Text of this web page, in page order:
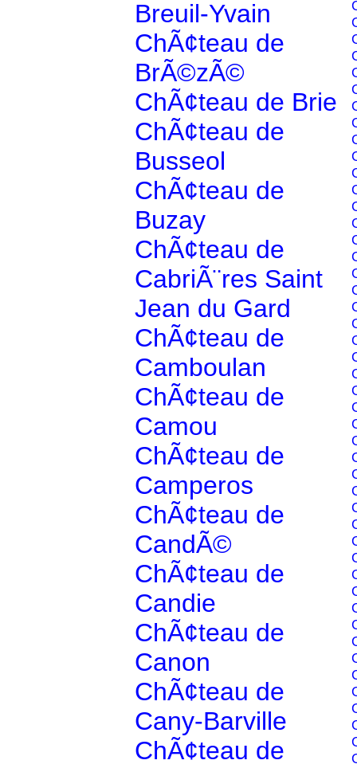
Breuil-Yvain
ChÃ¢teau de
BrÃ©zÃ©
ChÃ¢teau de Brie
ChÃ¢teau de
Busseol
ChÃ¢teau de
Buzay
ChÃ¢teau de
CabriÃ¨res Saint
Jean du Gard
ChÃ¢teau de
Camboulan
ChÃ¢teau de
Camou
ChÃ¢teau de
Camperos
ChÃ¢teau de
CandÃ©
ChÃ¢teau de
Candie
ChÃ¢teau de
Canon
ChÃ¢teau de
Cany-Barville
ChÃ¢teau de